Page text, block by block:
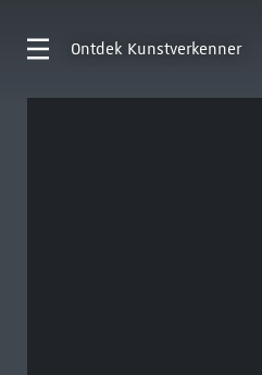
Ontdek Kunstverkenner